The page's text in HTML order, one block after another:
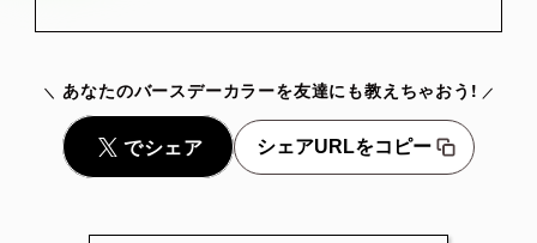
あなたのバースデーカラーを友達にも教えちゃおう!
シェアURLをコピー